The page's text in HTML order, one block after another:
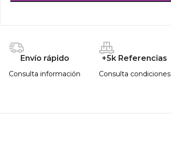
Envío rápido
Consulta información
+5k Referencias
Consulta condiciones